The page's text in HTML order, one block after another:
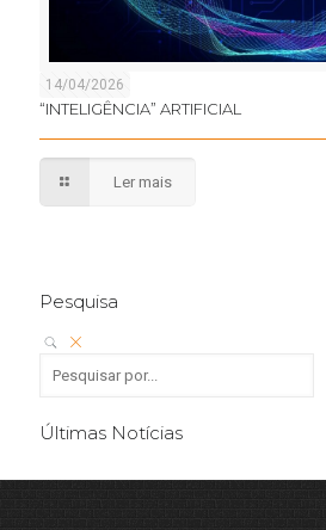
14/04/2026
“INTELIGÊNCIA” ARTIFICIAL
Ler mais
Pesquisa
Últimas Notícias